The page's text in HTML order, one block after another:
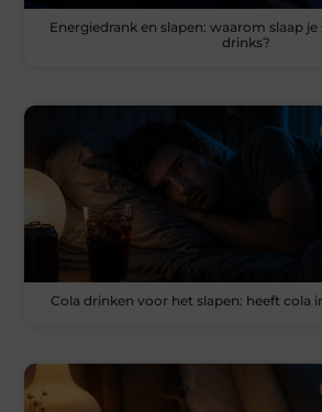
Energiedrank en slapen: waarom slaap
drinks?
Cola drinken voor het slapen: heeft cola